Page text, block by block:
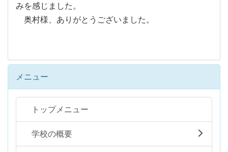
みを感じました。
奥村様、ありがとうございました。
メニュー
トップメニュー
学校の概要